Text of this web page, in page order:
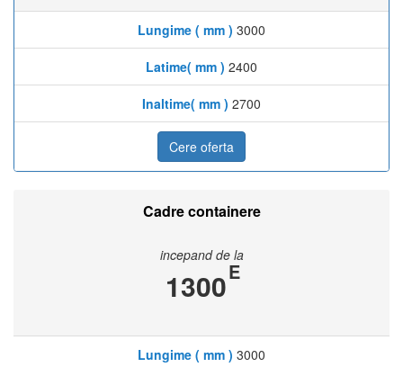
Lungime ( mm ) 3000
Latime( mm ) 2400
Inaltime( mm ) 2700
Cere oferta
Cadre containere
incepand de la
1300E
Lungime ( mm ) 3000